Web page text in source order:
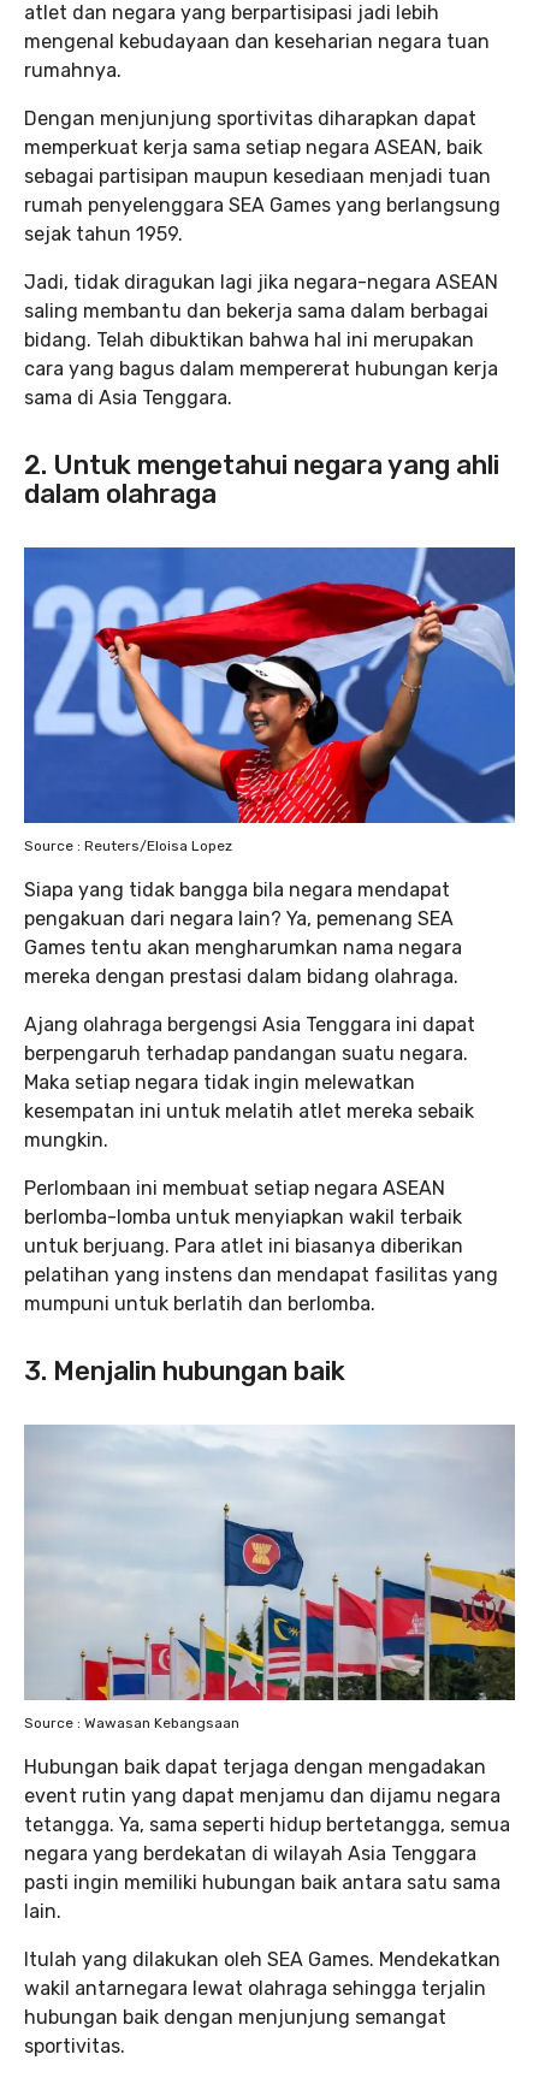
atlet dan negara yang berpartisipasi jadi lebih
mengenal kebudayaan dan keseharian negara tuan
rumahnya.
Dengan menjunjung sportivitas diharapkan dapat
memperkuat kerja sama setiap negara ASEAN, baik
sebagai partisipan maupun kesediaan menjadi tuan
rumah penyelenggara SEA Games yang berlangsung
sejak tahun 1959.
Jadi, tidak diragukan lagi jika negara-negara ASEAN
saling membantu dan bekerja sama dalam berbagai
bidang. Telah dibuktikan bahwa hal ini merupakan
cara yang bagus dalam mempererat hubungan kerja
sama di Asia Tenggara.
2. Untuk mengetahui negara yang ahli
dalam olahraga
Source : Reuters/Eloisa Lopez
Siapa yang tidak bangga bila negara mendapat
pengakuan dari negara lain? Ya, pemenang SEA
Games tentu akan mengharumkan nama negara
mereka dengan prestasi dalam bidang olahraga.
Ajang olahraga bergengsi Asia Tenggara ini dapat
berpengaruh terhadap pandangan suatu negara.
Maka setiap negara tidak ingin melewatkan
kesempatan ini untuk melatih atlet mereka sebaik
mungkin.
Perlombaan ini membuat setiap negara ASEAN
berlomba-lomba untuk menyiapkan wakil terbaik
untuk berjuang. Para atlet ini biasanya diberikan
pelatihan yang instens dan mendapat fasilitas yang
mumpuni untuk berlatih dan berlomba.
3. Menjalin hubungan baik
Source : Wawasan Kebangsaan
Hubungan baik dapat terjaga dengan mengadakan
event rutin yang dapat menjamu dan dijamu negara
tetangga. Ya, sama seperti hidup bertetangga, semua
negara yang berdekatan di wilayah Asia Tenggara
pasti ingin memiliki hubungan baik antara satu sama
lain.
Itulah yang dilakukan oleh SEA Games. Mendekatkan
wakil antarnegara lewat olahraga sehingga terjalin
hubungan baik dengan menjunjung semangat
sportivitas.